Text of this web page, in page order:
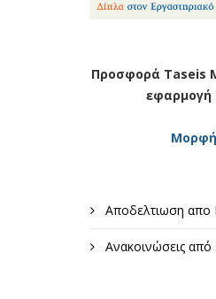
Προσφορά Taseis
εφαρμογή
Αποδελτιωση απο
Ανακοινώσεις από